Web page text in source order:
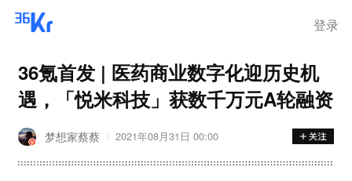
登录
36氪首发 | 医药商业数字化迎历史机
遇，「悦米科技」获数千万元A轮融资
梦想家蔡蔡 2021年08月31日 00:00